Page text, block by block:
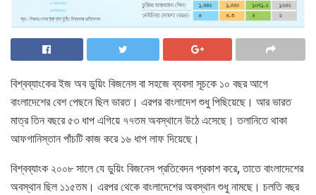
বিশ্বব্যাংকের ইজ অব ডুয়িং বিজনেস বা সহজে ব্যবসা সূচকে ১০ বছর আগে
বাংলাদেশের বেশ পেছনে ছিল ভারত। এরপর বাংলাদেশ শুধু পিছিয়েছে। আর ভারত
মাত্র তিন বছরে ৫৩ ধাপ এগিয়ে ৭৭তম অবস্থানে উঠে এসেছে। তলানিতে থাকা
আফগানিস্তান পাঁচটি কাজ করে ১৬ ধাপ লাফ দিয়েছে।
বিশ্বব্যাংক ২০০৮ সালে যে ডুয়িং বিজনেস প্রতিবেদন প্রকাশ করে, তাতে বাংলাদেশের
অবস্থান ছিল ১১৫তম। এরপর থেকে বাংলাদেশের অবস্থান শুধু নামছে। চলতি বছর